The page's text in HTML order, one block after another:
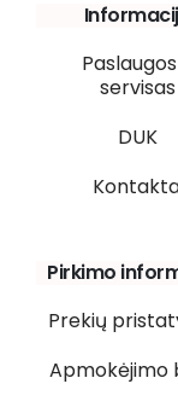
servisas
DUK
Pirkimo
Prekių
Apmokėjimo